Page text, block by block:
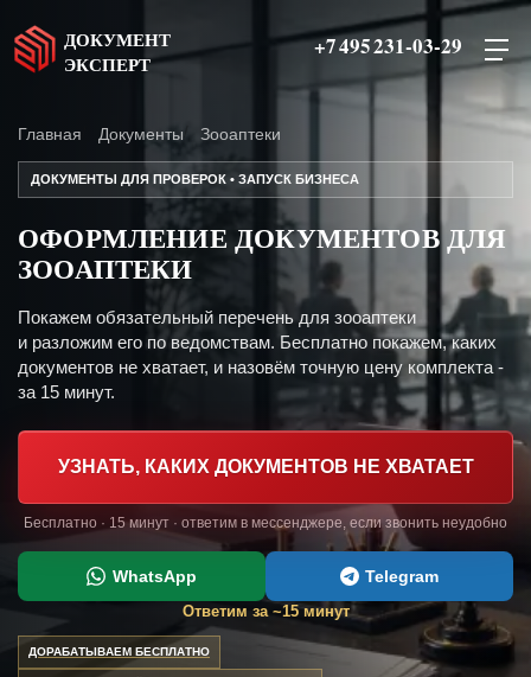
ДОКУМЕНТ
ЭКСПЕРТ
+7 495 231-03-29
Главная Документы Зооаптеки
ДОКУМЕНТЫ ДЛЯ ПРОВЕРОК • ЗАПУСК БИЗНЕСА
ОФОРМЛЕНИЕ ДОКУМЕНТОВ ДЛЯ
ЗООАПТЕКИ
Покажем обязательный перечень для зооаптеки
и разложим его по ведомствам. Бесплатно покажем, каких
документов не хватает, и назовём точную цену комплекта -
за 15 минут.
УЗНАТЬ, КАКИХ ДОКУМЕНТОВ НЕ ХВАТАЕТ
Бесплатно · 15 минут · ответим в мессенджере, если звонить неудобно
WhatsApp Telegram
Ответим за ~15 минут
ДОРАБАТЫВАЕМ БЕСПЛАТНО